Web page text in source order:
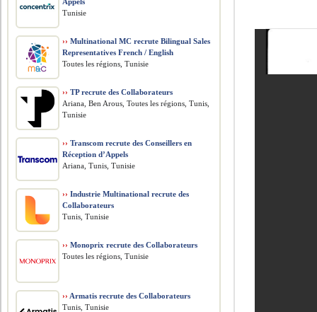
Tunisie
›› Multinational MC recrute Bilingual Sales
Representatives French / English
Toutes les régions, Tunisie
›› TP recrute des Collaborateurs
Ariana, Ben Arous, Toutes les régions, Tunis,
Tunisie
›› Transcom recrute des Conseillers en
Réception d’Appels
Ariana, Tunis, Tunisie
›› Industrie Multinational recrute des
Collaborateurs
Tunis, Tunisie
›› Monoprix recrute des Collaborateurs
Toutes les régions, Tunisie
›› Armatis recrute des Collaborateurs
Tunis, Tunisie